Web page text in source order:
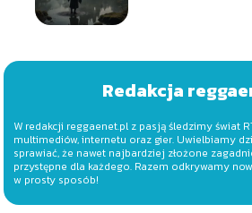
Redakcja
W redakcji reggaenet.pl z pasją śledzimy świat
multimediów, internetu oraz gier. Uwielbiamy
sprawiać, że nawet najbardziej złożone
przystępne dla każdego. Razem odkrywamy
w prosty sposób!